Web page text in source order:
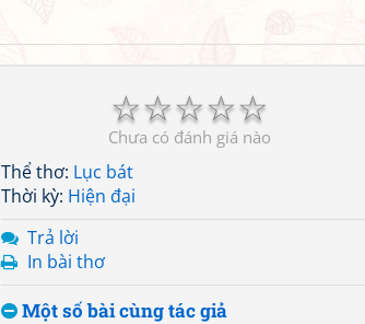
☆
☆
☆
☆
☆
Chưa có đánh giá nào
Thể thơ: Lục bát
Thời kỳ: Hiện đại
Trả lời
In bài thơ
Một số bài cùng tác giả